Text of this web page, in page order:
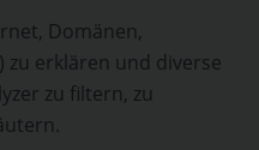
Domänen,
zu erklären und diverse
zu filtern, zu